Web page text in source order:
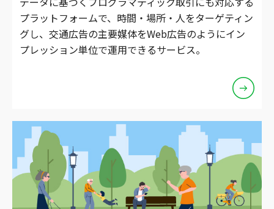
プラットフォームで、時間・場所・人をターゲティン
グし、交通広告の主要媒体をWeb広告のようにイン
プレッション単位で運用できるサービス。